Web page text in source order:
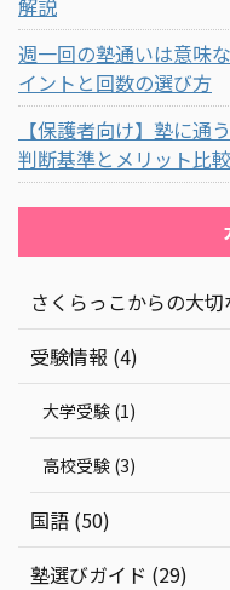
週一回の塾通いは意味
イントと回数の選び方
【保護者向け】塾に通
判断基準とメリット比
さくらっこからの大
受験情報 (4)
大学受験 (1)
高校受験 (3)
国語 (50)
塾選びガイド (29)